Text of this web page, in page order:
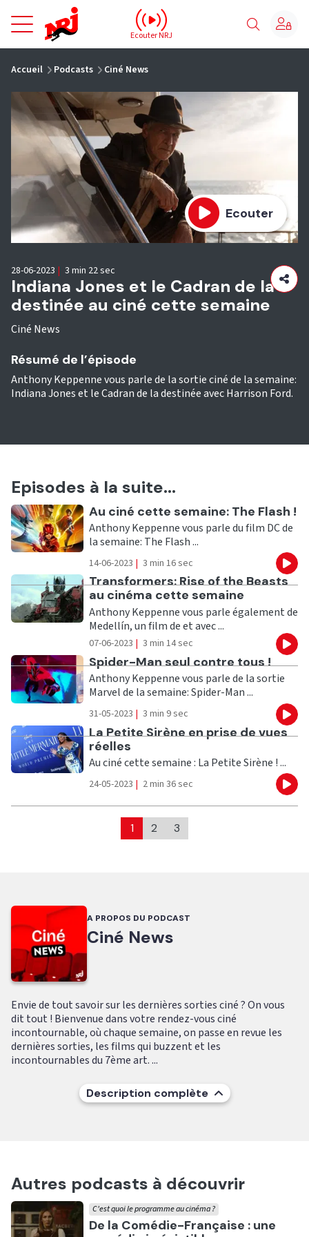
NRJ - Accueil
Ecouter NRJ
Accueil Podcasts Ciné News
Ecouter
Indiana Jones et le Cadran de la
destinée au ciné cette semaine
Ciné News
28-06-2023 | 3 min 22 sec
Résumé de l’épisode
Anthony Keppenne vous parle de la sortie ciné de la semaine:
Indiana Jones et le Cadran de la destinée avec Harrison Ford.
Episodes à la suite...
Ecouter
Au ciné cette semaine: The Flash !
Anthony Keppenne vous parle du film DC de
la semaine: The Flash ...
14-06-2023 | 3 min 16 sec
Ecouter
Transformers: Rise of the Beasts
au cinéma cette semaine
Anthony Keppenne vous parle également de
Medellín, un film de et avec ...
07-06-2023 | 3 min 14 sec
Ecouter
Spider-Man seul contre tous !
Anthony Keppenne vous parle de la sortie
Marvel de la semaine: Spider-Man ...
31-05-2023 | 3 min 9 sec
Ecouter
La Petite Sirène en prise de vues
réelles
Au ciné cette semaine : La Petite Sirène ! ...
24-05-2023 | 2 min 36 sec
1 2 3
A PROPOS DU PODCAST
Ciné News
Envie de tout savoir sur les dernières sorties ciné ? On vous
dit tout ! Bienvenue dans votre rendez-vous ciné
incontournable, où chaque semaine, on passe en revue les
dernières sorties, les films qui buzzent et les
incontournables du 7ème art. ...
Description complète
Autres podcasts à découvrir
Ecouter
De la Comédie-Française : une
C'est quoi le programme au cinéma ?